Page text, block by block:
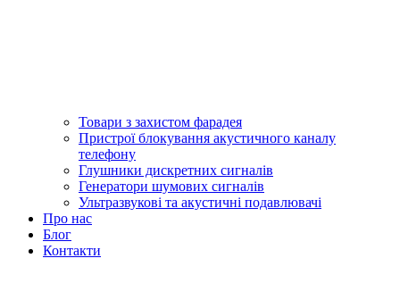
Товари з захистом фарадея
Пристрої блокування акустичного каналу
телефону
Глушники дискретних сигналів
Генератори шумових сигналів
Ультразвукові та акустичні подавлювачі
Про нас
Блог
Контакти